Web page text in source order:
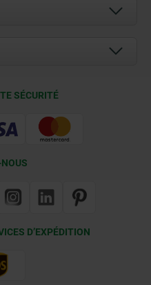
SÉCURITÉ
D’EXPÉDITION